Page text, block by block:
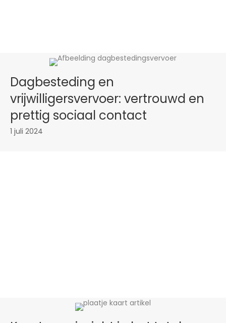
Dagbesteding en
vrijwilligersvervoer: vertrouwd en
prettig sociaal contact
1 juli 2024